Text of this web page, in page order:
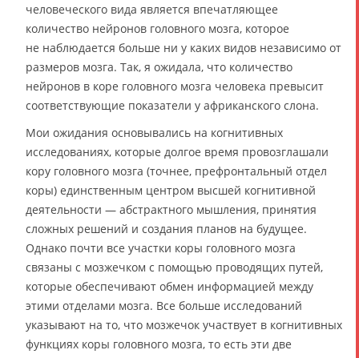
человеческого вида является впечатляющее
количество нейронов головного мозга, которое
не наблюдается больше ни у каких видов независимо от
размеров мозга. Так, я ожидала, что количество
нейронов в коре головного мозга человека превысит
соответствующие показатели у африканского слона.
Мои ожидания основывались на когнитивных
исследованиях, которые долгое время провозглашали
кору головного мозга (точнее, префронтальный отдел
коры) единственным центром высшей когнитивной
деятельности — абстрактного мышления, принятия
сложных решений и создания планов на будущее.
Однако почти все участки коры головного мозга
связаны с мозжечком с помощью проводящих путей,
которые обеспечивают обмен информацией между
этими отделами мозга. Все больше исследований
указывают на то, что мозжечок участвует в когнитивных
функциях коры головного мозга, то есть эти две